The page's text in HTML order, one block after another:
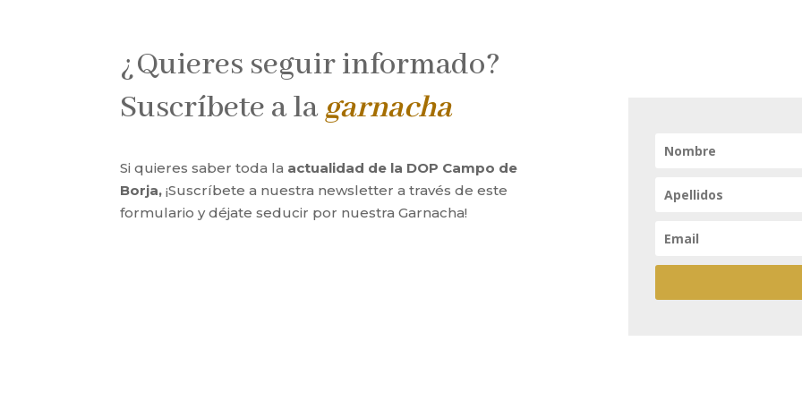
¿Quieres seguir informado?
Suscríbete a lagarnacha
Si quieres saber toda la actualidad de la DOP Campo de
Borja, ¡Suscríbete a nuestra newsletter a través de este
formulario y déjate seducir por nuestra Garnacha!